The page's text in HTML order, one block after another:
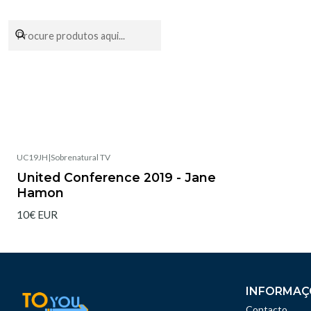
UC19JH |Sobrenatural TV
United Conference 2019 - Jane
Hamon
10€ EUR